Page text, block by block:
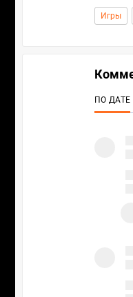
Игры
ПО ДАТЕ